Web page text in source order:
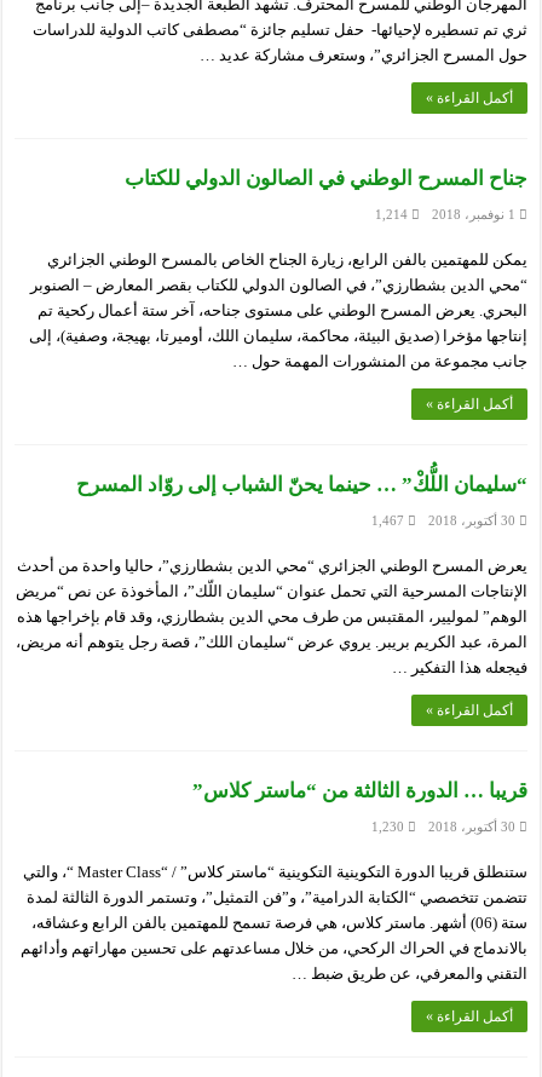
المهرجان الوطني للمسرح المحترف. تشهد الطبعة الجديدة –إلى جانب برنامج
ثري تم تسطيره لإحيائها- حفل تسليم جائزة “مصطفى كاتب الدولية للدراسات
حول المسرح الجزائري”، وستعرف مشاركة عديد …
أكمل القراءة »
جناح المسرح الوطني في الصالون الدولي للكتاب
1 نوفمبر، 2018 1,214
يمكن للمهتمين بالفن الرابع، زيارة الجناح الخاص بالمسرح الوطني الجزائري
“محي الدين بشطارزي”، في الصالون الدولي للكتاب بقصر المعارض – الصنوبر
البحري. يعرض المسرح الوطني على مستوى جناحه، آخر ستة أعمال ركحية تم
إنتاجها مؤخرا (صديق البيئة، محاكمة، سليمان اللك، أوميرتا، بهيجة، وصفية)، إلى
جانب مجموعة من المنشورات المهمة حول …
أكمل القراءة »
“سليمان اللُّكْ” … حينما يحنّ الشباب إلى روّاد المسرح
30 أكتوبر، 2018 1,467
يعرض المسرح الوطني الجزائري “محي الدين بشطارزي”، حاليا واحدة من أحدث
الإنتاجات المسرحية التي تحمل عنوان “سليمان اللّك”، المأخوذة عن نص “مريض
الوهم” لموليير، المقتبس من طرف محي الدين بشطارزي، وقد قام بإخراجها هذه
المرة، عبد الكريم بريبر. يروي عرض “سليمان اللك”، قصة رجل يتوهم أنه مريض،
فيجعله هذا التفكير …
أكمل القراءة »
قريبا … الدورة الثالثة من “ماستر كلاس”
30 أكتوبر، 2018 1,230
ستنطلق قريبا الدورة التكوينية التكوينية “ماستر كلاس” / “Master Class “، والتي
تتضمن تتخصصي “الكتابة الدرامية”، و”فن التمثيل”، وتستمر الدورة الثالثة لمدة
ستة (06) أشهر. ماستر كلاس، هي فرصة تسمح للمهتمين بالفن الرابع وعشاقه،
بالاندماج في الحراك الركحي، من خلال مساعدتهم على تحسين مهاراتهم وأدائهم
التقني والمعرفي، عن طريق ضبط …
أكمل القراءة »